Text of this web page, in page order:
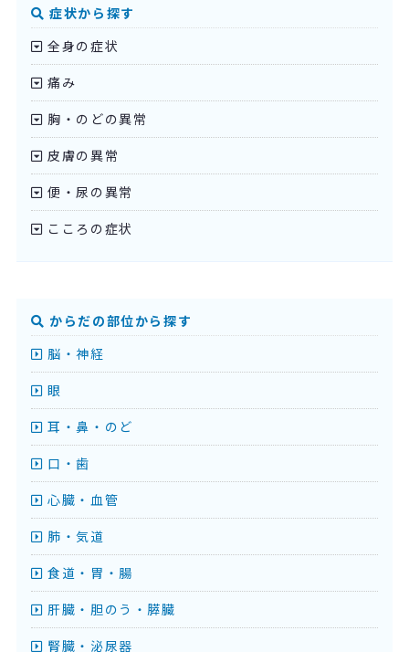
症状から探す
全身の症状
痛み
胸・のどの異常
皮膚の異常
便・尿の異常
こころの症状
からだの部位から探す
脳・神経
眼
耳・鼻・のど
口・歯
心臓・血管
肺・気道
食道・胃・腸
肝臓・胆のう・膵臓
腎臓・泌尿器